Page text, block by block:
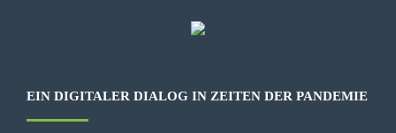
EIN DIGITALER DIALOG IN ZEITEN DER PANDEMIE